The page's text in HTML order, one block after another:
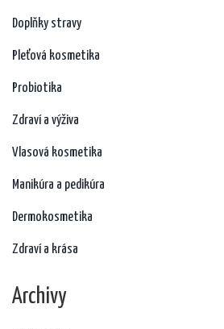
Doplňky stravy
Pleťová kosmetika
Probiotika
Zdraví a výživa
Vlasová kosmetika
Manikúra a pedikúra
Dermokosmetika
Zdraví a krása
Archivy